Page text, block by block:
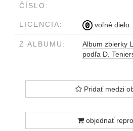
ČÍSLO:
LICENCIA: voľné dielo
Z ALBUMU:
Album zbierky
podľa D.
Pridať medzi
objednať